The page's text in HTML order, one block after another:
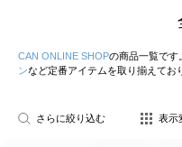
CAN ONLINE SHOPの商品一覧です。
ンなど定番アイテムを取り揃えてお
さらに絞り込む 表示